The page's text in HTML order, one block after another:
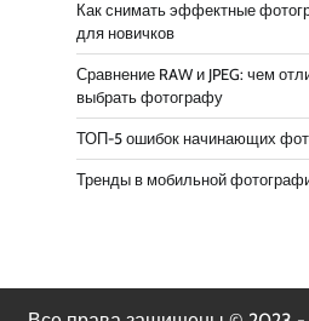
Как снимать эффектные
для новичков
Сравнение RAW и JPEG: чем
выбрать фотографу
ТОП-5 ошибок начинающих
Тренды в мобильной